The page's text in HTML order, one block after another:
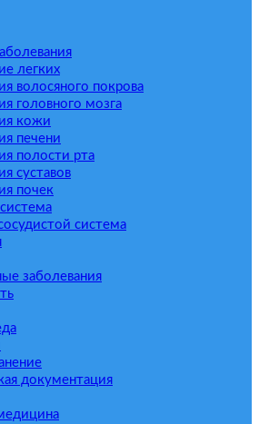
легких
волосяного покрова
головного мозга
кожи
печени
полости рта
суставов
почек
система
заболевания
документация